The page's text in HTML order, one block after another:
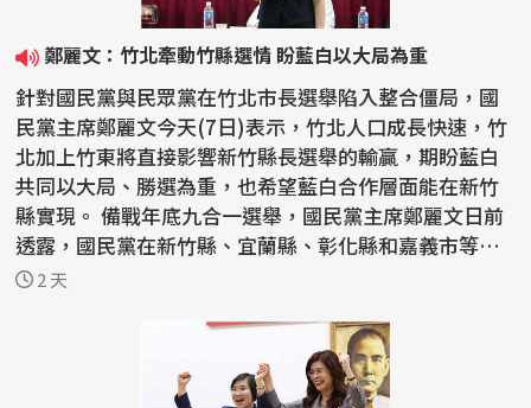
鄭麗文：竹北牽動竹縣選情 盼藍白以大局為重
針對國民黨與民眾黨在竹北市長選舉陷入整合僵局，國
民黨主席鄭麗文今天(7日)表示，竹北人口成長快速，竹
北加上竹東將直接影響新竹縣長選舉的輸贏，期盼藍白
共同以大局、勝選為重，也希望藍白合作層面能在新竹
縣實現。 備戰年底九合一選舉，國民黨主席鄭麗文日前
透露，國民黨在新竹縣、宜蘭縣、彰化縣和嘉義市等縣
市長...
2 天